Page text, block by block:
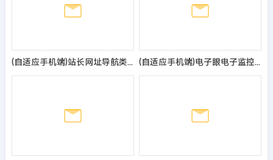
(自适应手机端)站长网址导航类pbootcms模板 网站目录源码 (自适应手机端)电子眼电子监控设备pbootcms网站模板 监控安防电子探头网站源码